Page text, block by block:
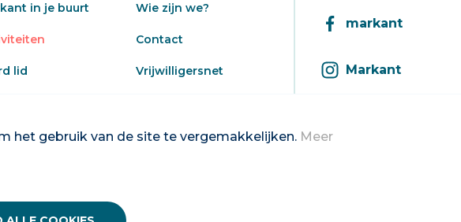
het gebruik van de site te vergemakkelijken. Meer
in je buurt
lid
vrijwilliger
Wie zijn we?
Contact
Vrijwilligersnet
Registratie aanbod
markant
Markant